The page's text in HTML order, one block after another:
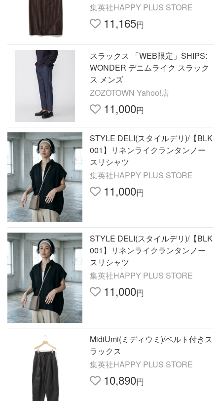
集英社HAPPY PLUS STORE
11,165円
スラックス 「WEB限定」SHIPS:
WONDER デニムライク スラック
ス メンズ
ZOZOTOWN Yahoo!店
11,000円
STYLE DELI(スタイルデリ)/【BLK
001】リネンライクランタンノー
スリシャツ
集英社HAPPY PLUS STORE
11,000円
STYLE DELI(スタイルデリ)/【BLK
001】リネンライクランタンノー
スリシャツ
集英社HAPPY PLUS STORE
11,000円
MidiUmi(ミディウミ)/ベルト付きス
ラックス
集英社HAPPY PLUS STORE
10,890円